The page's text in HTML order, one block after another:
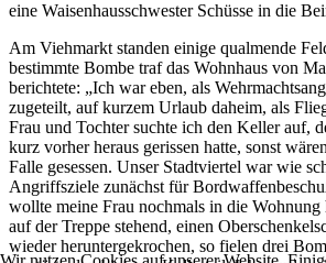
eine Waisenhausschwester Schüsse in die
Am Viehmarkt standen einige qualmende
be­stimmte Bombe traf das Wohnhaus von
berichtete: „Ich war eben, als
zugeteilt, auf kurzem Urlaub daheim, als
Frau und Tochter suchte ich den Keller auf,
kurz vorher heraus gerissen hatte, sonst
Falle gesessen. Unser Stadtviertel war wie
Angriffsziele zunächst für
wollte meine Frau nochmals in die
auf der Treppe stehend, einen
wieder heruntergekrochen, so fielen drei